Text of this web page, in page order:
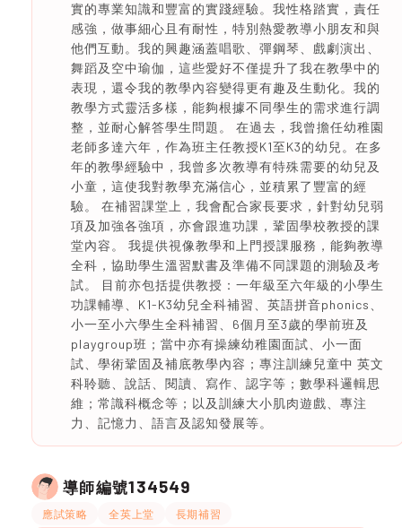
實的專業知識和豐富的實踐經驗。我性格踏實，責任
感強，做事細心且有耐性，特別熱愛教導小朋友和與
他們互動。我的興趣涵蓋唱歌、彈鋼琴、戲劇演出、
舞蹈及空中瑜伽，這些愛好不僅提升了我在教學中的
表現，還令我的教學內容變得更有趣及生動化。我的
教學方式靈活多樣，能夠根據不同學生的需求進行調
整，並耐心解答學生問題。 在過去，我曾擔任幼稚園
老師多達六年，作為班主任教授K1至K3的幼兒。在多
年的教學經驗中，我曾多次教導有特殊需要的幼兒及
小童，這使我對教學充滿信心，並積累了豐富的經
驗。 在補習課堂上，我會配合家長要求，針對幼兒弱
項及加強各強項，亦會跟進功課，鞏固學校教授的課
堂內容。 我提供視像教學和上門授課服務，能夠教導
全科，協助學生溫習默書及準備不同課題的測驗及考
試。 目前亦包括提供教授：一年級至六年級的小學生
功課輔導、K1-K3幼兒全科補習、英語拼音phonics、
小一至小六學生全科補習、6個月至3歲的學前班及
playgroup班；當中亦有操練幼稚園面試、小一面
試、學術鞏固及補底教學內容；專注訓練兒童中 英文
科聆聽、說話、閱讀、寫作、認字等；數學科邏輯思
維；常識科概念等；以及訓練大小肌肉遊戲、專注
力、記憶力、語言及認知發展等。
導師編號134549
應試策略 全英上堂 長期補習